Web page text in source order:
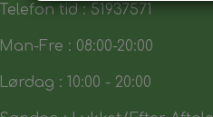
Telefon tid : 51937571
Man-Fre : 08:00-20:00
Lørdag : 10:00 - 20:00